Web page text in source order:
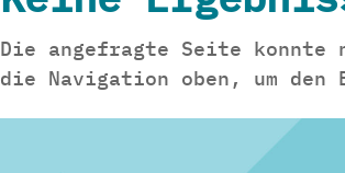
Die angefragte Seite konnte
die Navigation oben, um